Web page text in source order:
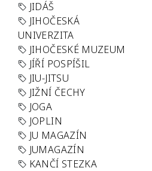
JIDÁŠ
JIHOČESKÁ
UNIVERZITA
JIHOČESKÉ MUZEUM
JÍŘÍ POSPÍŠIL
JIU-JITSU
JIŽNÍ ČECHY
JOGA
JOPLIN
JU MAGAZÍN
JUMAGAZÍN
KANČÍ STEZKA